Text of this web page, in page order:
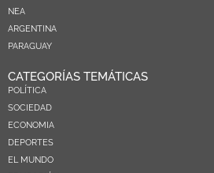
NEA
ARGENTINA
PARAGUAY
CATEGORÍAS TEMÁTICAS
POLÍTICA
SOCIEDAD
ECONOMIA
DEPORTES
EL MUNDO